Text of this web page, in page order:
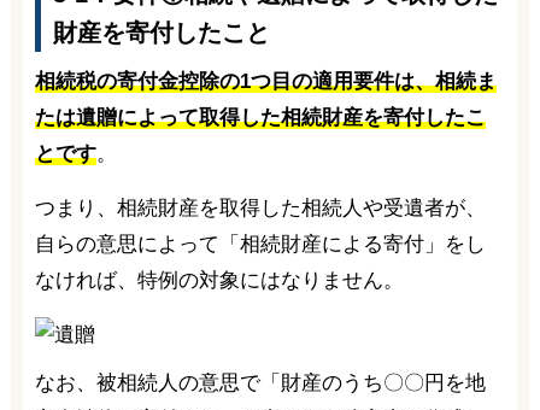
財産を寄付したこと
相続税の寄付金控除の1つ目の適用要件は、相続ま
たは遺贈によって取得した相続財産を寄付したこ
とです。
つまり、相続財産を取得した相続人や受遺者が、
自らの意思によって「相続財産による寄付」をし
なければ、特例の対象にはなりません。
なお、被相続人の意思で「財産のうち〇〇円を地